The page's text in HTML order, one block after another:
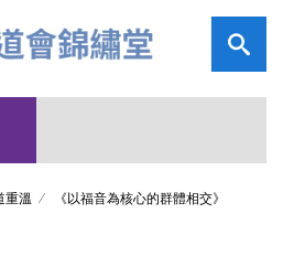
重溫 《以福音為核心的群體相交》